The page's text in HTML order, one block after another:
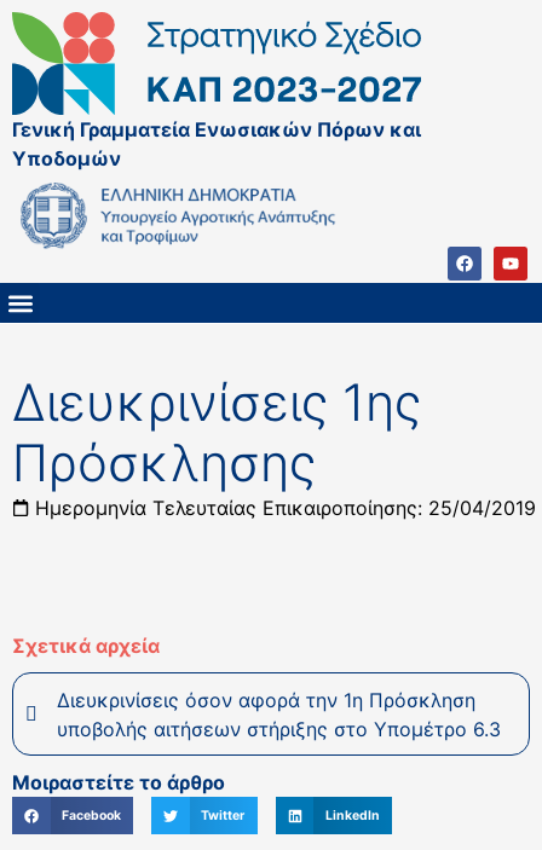
Γενική Γραμματεία Ενωσιακών Πόρων και
Υποδομών
Διευκρινίσεις 1ης
Πρόσκλησης
Ημερομηνία Τελευταίας Επικαιροποίησης: 25/04/2019
Σχετικά αρχεία
Διευκρινίσεις όσον αφορά την 1η Πρόσκληση
υποβολής αιτήσεων στήριξης στο Υπομέτρο 6.3
Μοιραστείτε το άρθρο
Facebook Twitter LinkedIn